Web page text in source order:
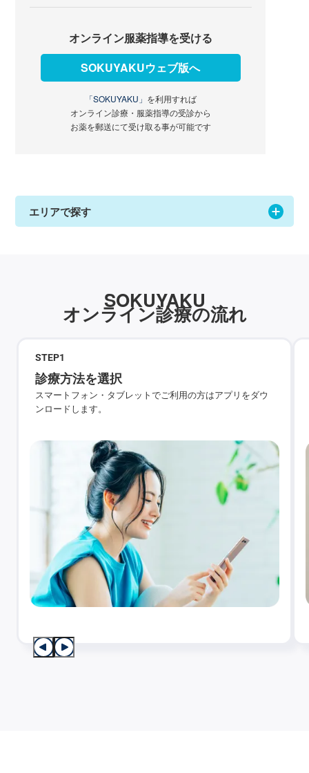
オンライン服薬指導を受ける
SOKUYAKUウェブ版へ
「SOKUYAKU」 を利用すれば
オンライン診療・服薬指導の受診から
お薬を郵送にて受け取る事が可能です
エリアで探す
SOKUYAKU
オンライン診療の流れ
STEP1
診療方法を選択
スマートフォン・タブレットでご利用の方はアプリをダウ
ンロードします。